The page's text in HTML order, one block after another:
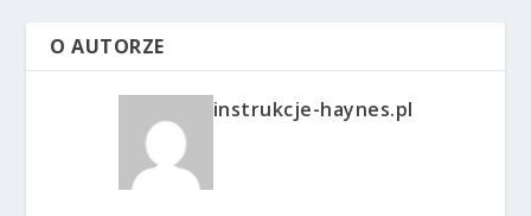
O AUTORZE
instrukcje-haynes.pl